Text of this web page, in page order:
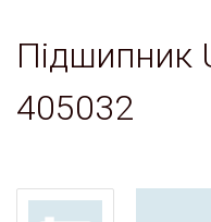
Підшипник
405032